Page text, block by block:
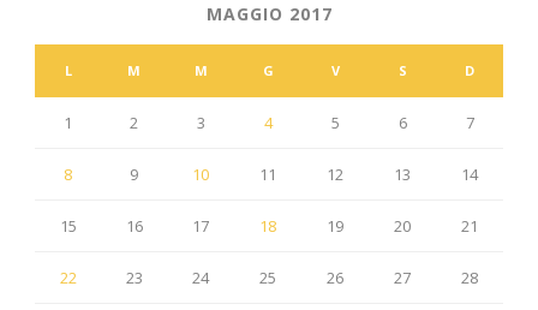
MAGGIO 2017
L M M G V S D
1 2 3 4 5 6 7
8 9 10 11 12 13 14
15 16 17 18 19 20 21
22 23 24 25 26 27 28